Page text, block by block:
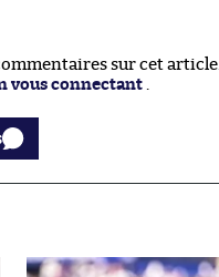
sur cet article.
vous connectant